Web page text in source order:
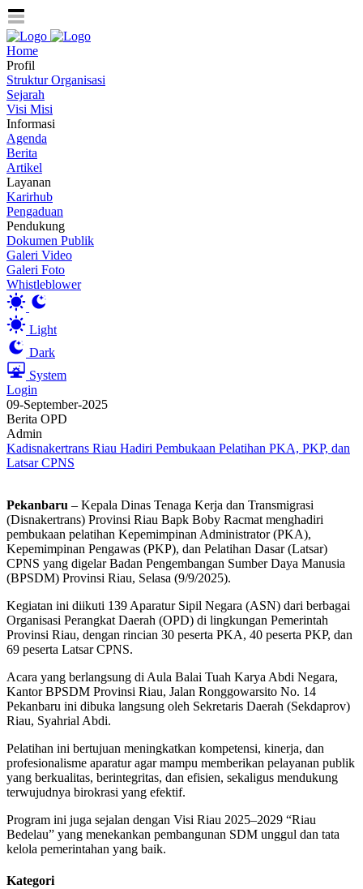
Home
Profil
Struktur Organisasi
Sejarah
Visi Misi
Informasi
Agenda
Berita
Artikel
Layanan
Karirhub
Pengaduan
Pendukung
Dokumen Publik
Galeri Video
Galeri Foto
Whistleblower
Light
Dark
System
Login
09-September-2025
Berita OPD
Admin
Kadisnakertrans Riau Hadiri Pembukaan Pelatihan PKA, PKP, dan
Latsar CPNS
Pekanbaru – Kepala Dinas Tenaga Kerja dan Transmigrasi
(Disnakertrans) Provinsi Riau Bapk Boby Racmat menghadiri
pembukaan pelatihan Kepemimpinan Administrator (PKA),
Kepemimpinan Pengawas (PKP), dan Pelatihan Dasar (Latsar)
CPNS yang digelar Badan Pengembangan Sumber Daya Manusia
(BPSDM) Provinsi Riau, Selasa (9/9/2025).
Kegiatan ini diikuti 139 Aparatur Sipil Negara (ASN) dari berbagai
Organisasi Perangkat Daerah (OPD) di lingkungan Pemerintah
Provinsi Riau, dengan rincian 30 peserta PKA, 40 peserta PKP, dan
69 peserta Latsar CPNS.
Acara yang berlangsung di Aula Balai Tuah Karya Abdi Negara,
Kantor BPSDM Provinsi Riau, Jalan Ronggowarsito No. 14
Pekanbaru ini dibuka langsung oleh Sekretaris Daerah (Sekdaprov)
Riau, Syahrial Abdi.
Pelatihan ini bertujuan meningkatkan kompetensi, kinerja, dan
profesionalisme aparatur agar mampu memberikan pelayanan publik
yang berkualitas, berintegritas, dan efisien, sekaligus mendukung
terwujudnya birokrasi yang efektif.
Program ini juga sejalan dengan Visi Riau 2025–2029 “Riau
Bedelau” yang menekankan pembangunan SDM unggul dan tata
kelola pemerintahan yang baik.
Kategori